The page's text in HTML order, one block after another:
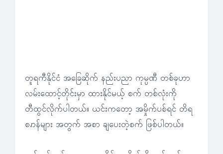
တူရကီနိုင်ငံ အခြေဆိုက် နည်းပညာ ကုမ္ပဏီ တစ်ခုဟာ
လမ်းထောင့်တိုင်းမှာ ထားနိုင်မယ့် စက် တစ်လုံးကို
တီထွင်လိုက်ပါတယ်။ ယင်းကတော့ အမှိုက်ပစ်ရင် တိရ
စၧာန်များ အတွက် အစာ ချပေးတဲ့စက် ဖြစ်ပါတယ်။